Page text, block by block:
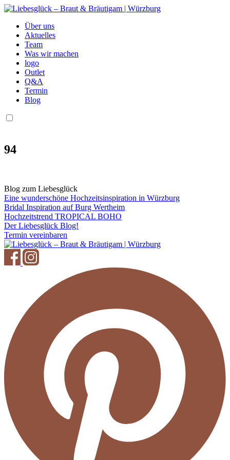
Über uns
Aktuelles
Team
Was wir machen
logo
Outlet
Q&A
Termin
Blog
94
Blog zum Liebesglück
Eine wunderschöne Hochzeitsinspiration in Würzburg
Bridal Inspiration auf Burg Wertheim
Hochzeitstrend TROPICAL BOHO
Der Liebesglück Blog!
Termin vereinbaren